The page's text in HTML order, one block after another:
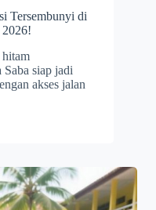
Tersembunyi di
hitam
siap jadi
akses jalan